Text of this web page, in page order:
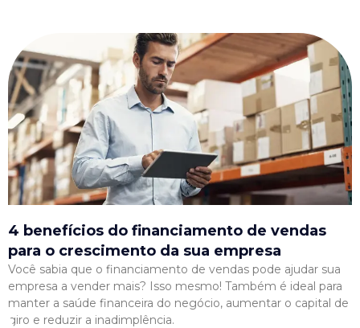
4 benefícios do financiamento de vendas
para o crescimento da sua empresa
Você sabia que o financiamento de vendas pode ajudar sua
empresa a vender mais? Isso mesmo! Também é ideal para
manter a saúde financeira do negócio, aumentar o capital de
giro e reduzir a inadimplência.